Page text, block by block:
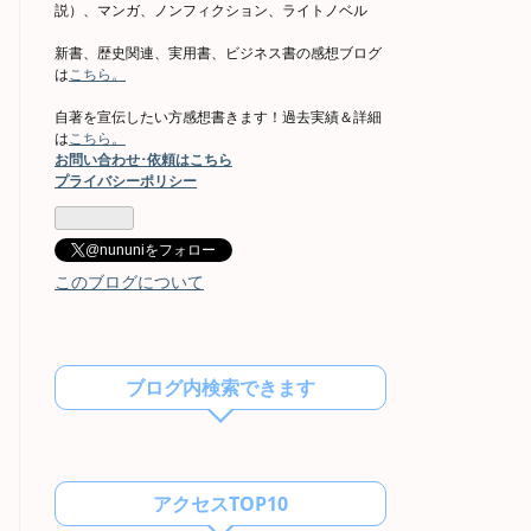
説）、マンガ、ノンフィクション、ライトノベル
新書、歴史関連、実用書、ビジネス書の感想ブログ
はこちら。
自著を宣伝したい方感想書きます！過去実績＆詳細
はこちら。
お問い合わせ･依頼はこちら
プライバシーポリシー
@nununiをフォロー
このブログについて
ブログ内検索できます
アクセスTOP10